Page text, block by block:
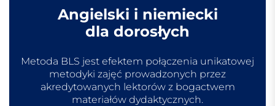
Angielski i niemiecki
dla dorosłych
Metoda BLS jest efektem połączenia unikatowej
metodyki zajęć prowadzonych przez
akredytowanych lektorów z bogactwem
materiałów dydaktycznych.